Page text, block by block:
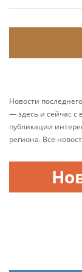
Новости
— здесь и сейчас с
публикации
региона. Все